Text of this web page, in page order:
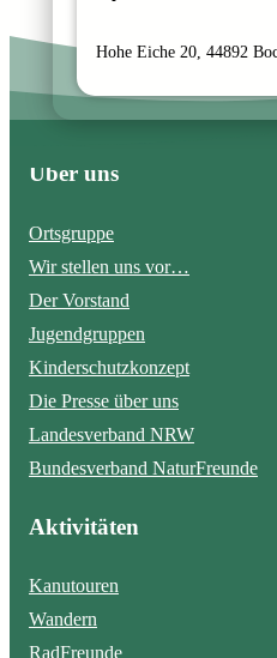
Hohe Eiche 20, 44892
Über uns
Ortsgruppe
Wir stellen uns vor…
Der Vorstand
Jugendgruppen
Kinderschutzkonzept
Die Presse über uns
Landesverband NRW
Bundesverband NaturFreunde
Aktivitäten
Kanutouren
Wandern
RadFreunde